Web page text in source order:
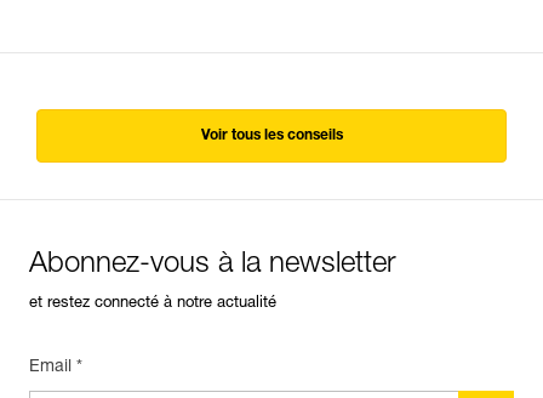
Voir tous les conseils
Abonnez-vous à la newsletter
et restez connecté à notre actualité
Email *